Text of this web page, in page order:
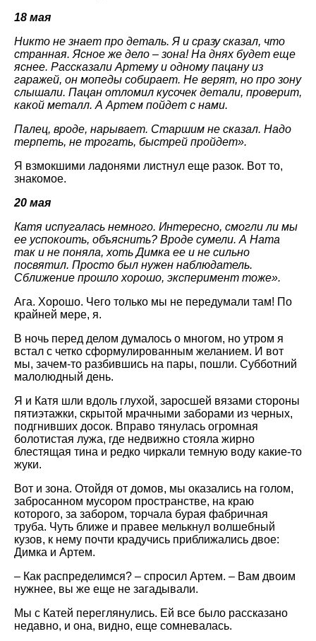
18 мая
Никто не знает про деталь. Я и сразу сказал, что
странная. Ясное же дело – зона! На днях будет еще
яснее. Рассказали Артему и одному пацану из
гаражей, он мопеды собирает. Не верят, но про зону
слышали. Пацан отломил кусочек детали, проверит,
какой металл. А Артем пойдет с нами.
Палец, вроде, нарывает. Старшим не сказал. Надо
терпеть, не трогать, быстрей пройдет».
Я взмокшими ладонями листнул еще разок. Вот то,
знакомое.
20 мая
Катя испугалась немного. Интересно, смогли ли мы
ее успокоить, объяснить? Вроде сумели. А Ната
так и не поняла, хоть Димка ее и не сильно
посвятил. Просто был нужен наблюдатель.
Сближение прошло хорошо, эксперимент тоже».
Ага. Хорошо. Чего только мы не передумали там! По
крайней мере, я.
В ночь перед делом думалось о многом, но утром я
встал с четко сформулированным желанием. И вот
мы, зачем-то разбившись на пары, пошли. Субботний
малолюдный день.
Я и Катя шли вдоль глухой, заросшей вязами стороны
пятиэтажки, скрытой мрачными заборами из черных,
подгнивших досок. Вправо тянулась огромная
болотистая лужа, где недвижно стояла жирно
блестящая тина и редко чиркали темную воду какие-то
жуки.
Вот и зона. Отойдя от домов, мы оказались на голом,
забросанном мусором пространстве, на краю
которого, за забором, торчала бурая фабричная
труба. Чуть ближе и правее мелькнул волшебный
кузов, к нему почти крадучись приближались двое:
Димка и Артем.
– Как распределимся? – спросил Артем. – Вам двоим
нужнее, вы же еще не загадывали.
Мы с Катей переглянулись. Ей все было рассказано
недавно, и она, видно, еще сомневалась.